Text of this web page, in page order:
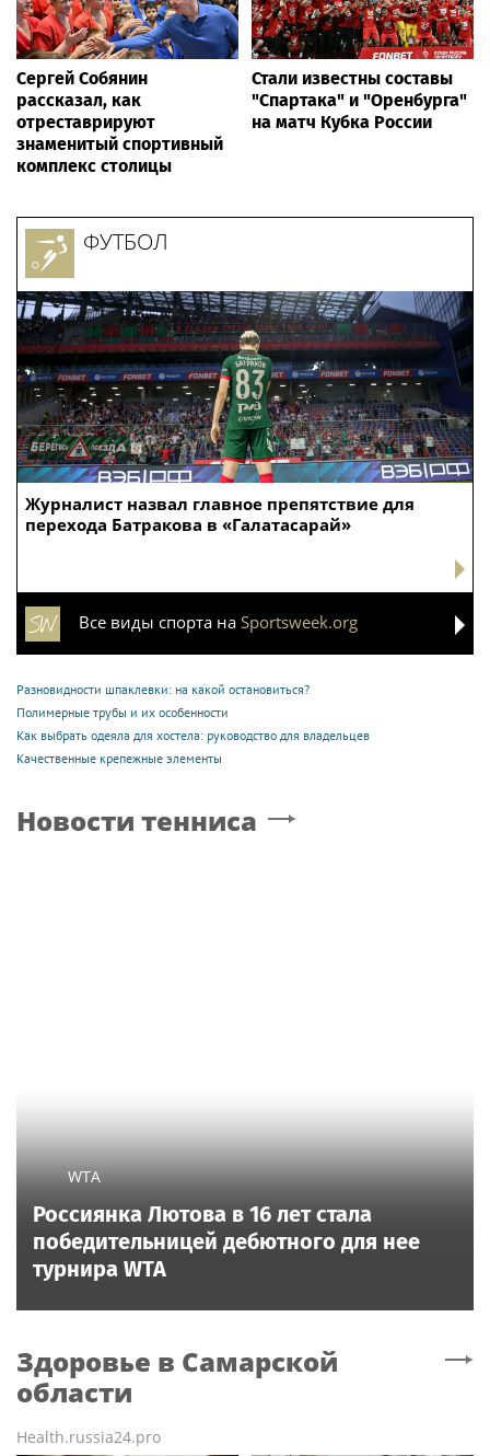
Сергей Собянин
рассказал, как
отреставрируют
знаменитый спортивный
комплекс столицы
Стали известны составы
"Спартака" и "Оренбурга"
на матч Кубка России
Журналист назвал главное препятствие для
перехода Батракова в «Галатасарай»
ФУТБОЛ
Все виды спорта на Sportsweek.org
Разновидности шпаклевки: на какой остановиться?
Полимерные трубы и их особенности
Как выбрать одеяла для хостела: руководство для владельцев
Качественные крепежные элементы
Новости тенниса
WTA
Россиянка Лютова в 16 лет стала
победительницей дебютного для нее
турнира WTA
Здоровье в Самарской
области
Health.russia24.pro